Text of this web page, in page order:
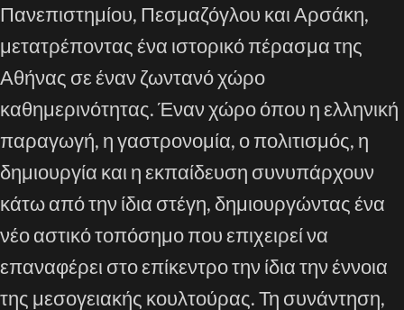
Πανεπιστημίου, Πεσμαζόγλου και Αρσάκη,
μετατρέποντας ένα ιστορικό πέρασμα της
Αθήνας σε έναν ζωντανό χώρο
καθημερινότητας. Έναν χώρο όπου η ελληνική
παραγωγή, η γαστρονομία, ο πολιτισμός, η
δημιουργία και η εκπαίδευση συνυπάρχουν
κάτω από την ίδια στέγη, δημιουργώντας ένα
νέο αστικό τοπόσημο που επιχειρεί να
επαναφέρει στο επίκεντρο την ίδια την έννοια
της μεσογειακής κουλτούρας. Τη συνάντηση,